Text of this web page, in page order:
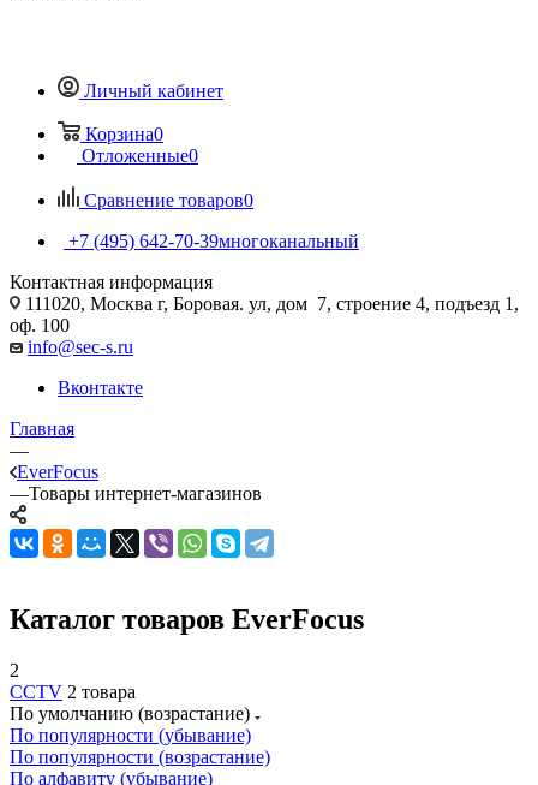
Личный кабинет
Корзина0
Отложенные0
Сравнение товаров0
+7 (495) 642-70-39многоканальный
Контактная информация
111020, Москва г, Боровая. ул, дом 7, строение 4, подъезд 1,
оф. 100
info@sec-s.ru
Вконтакте
Главная
—
EverFocus
—Товары интернет-магазинов
Каталог товаров EverFocus
2
CCTV 2 товара
По умолчанию (возрастание)
По популярности (убывание)
По популярности (возрастание)
По алфавиту (убывание)